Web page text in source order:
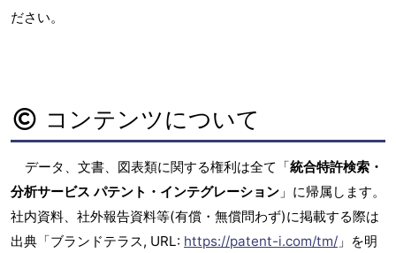
ださい。
コンテンツについて
データ、文書、図表類に関する権利は全て「統合特許検索・
分析サービス パテント・インテグレーション 」に帰属します。
社内資料、社外報告資料等(有償・無償問わず)に掲載する際は
出典「ブランドテラス, URL: https://patent-i.com/tm/ 」を明